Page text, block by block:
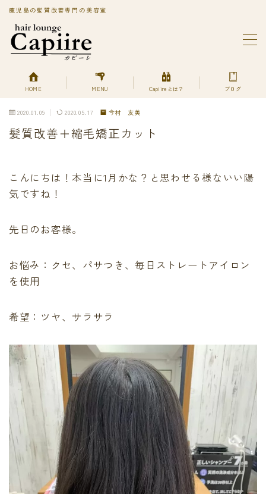
鹿児島の髪質改善専門の美容室
MENU
Capiireってどんなサロン?
PRIVACY POLICY
丁寧なカウンセリングで安心のカット
柔らかく、自然で艶のある髪質改善へアエステ縮毛矯正
色持ちよく美艶髪になれる髪質改善ヘアエステカラー
あなただけの美艶髪へ!
キューティクルを広げて栄養を補給する
プライバシーポリシー
利用規約／特定商取引法に基づく表記
最後に必ず弱酸性
有料記事の決済完了ページ
頭皮、髪のデトックス
Capiireの髪質改善の考え方
Capiireこだわりの薬剤
capiireのお客様からの声
Capiireのカウンセリングとは?
ご予約はLINEがオススメ
カラーリング中にも栄養を
HOME MENU Capiireとは？ ブログ
2020.01.09 2020.05.17 今村 友美
髪質改善＋縮毛矯正カット
こんにちは！本当に1月かな？と思わせる様ないい陽
気ですね！
先日のお客様。
お悩み：クセ、パサつき、毎日ストレートアイロン
を使用
希望：ツヤ、サラサラ